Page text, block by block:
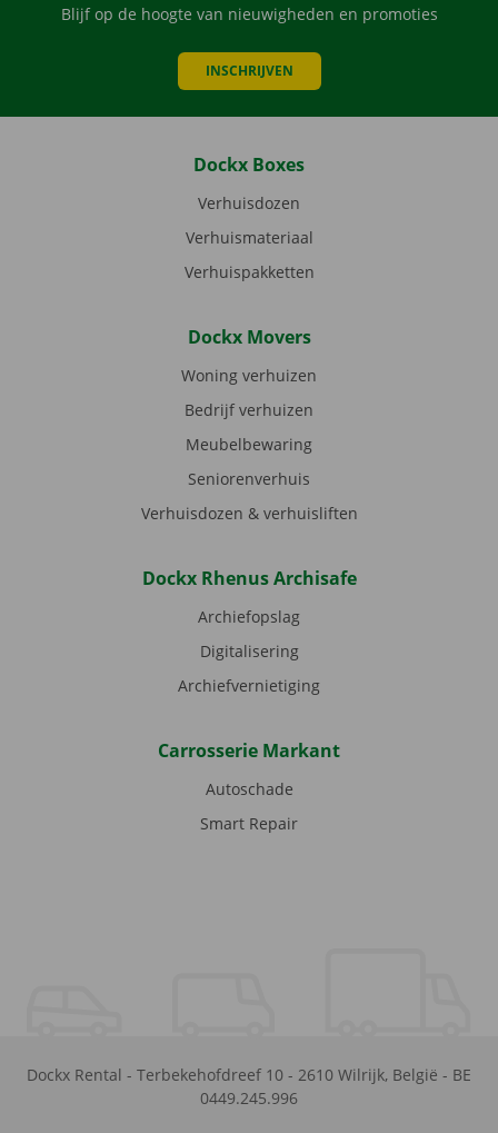
Blijf op de hoogte van nieuwigheden en promoties
INSCHRIJVEN
Dockx Boxes
Verhuisdozen
Verhuismateriaal
Verhuispakketten
Dockx Movers
Woning verhuizen
Bedrijf verhuizen
Meubelbewaring
Seniorenverhuis
Verhuisdozen & verhuisliften
Dockx Rhenus Archisafe
Archiefopslag
Digitalisering
Archiefvernietiging
Carrosserie Markant
Autoschade
Smart Repair
Dockx Rental - Terbekehofdreef 10 - 2610 Wilrijk, België - BE
0449.245.996